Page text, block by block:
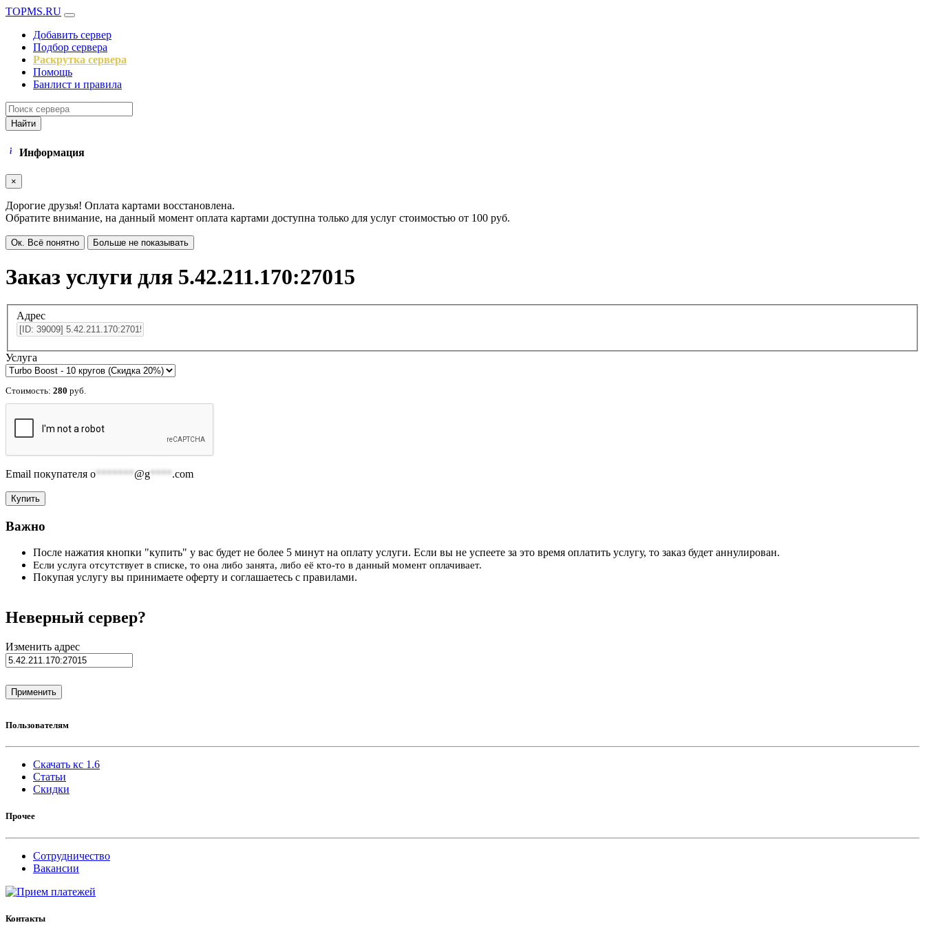
TOPMS.RU
Добавить сервер
Подбор сервера
Раскрутка сервера
Помощь
Банлист и правила
Найти
Информация
×
Дорогие друзья! Оплата картами восстановлена.
Обратите внимание, на данный момент оплата картами доступна только для услуг стоимостью от 100 руб.
Ок. Всё понятно Больше не показывать
Заказ услуги для 5.42.211.170:27015
Адрес
Услуга
Стоимость: 280 руб.
Email покупателя o*******@g****.com
Важно
После нажатия кнопки "купить" у вас будет не более 5 минут на оплату услуги. Если вы не успеете за это время оплатить услугу, то заказ будет аннулирован.
Если услуга отсутствует в списке, то она либо занята, либо её кто-то в данный момент оплачивает.
Покупая услугу вы принимаете оферту и соглашаетесь с правилами.
Неверный сервер?
Изменить адрес
Пользователям
Скачать кс 1.6
Статьи
Скидки
Прочее
Сотрудничество
Вакансии
Контакты